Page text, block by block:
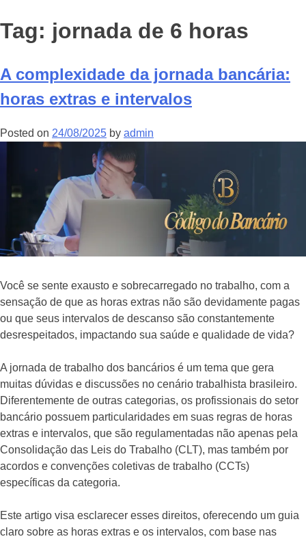
Tag: jornada de 6 horas
A complexidade da jornada bancária:
horas extras e intervalos
Posted on 24/08/2025 by admin
Você se sente exausto e sobrecarregado no trabalho, com a
sensação de que as horas extras não são devidamente pagas
ou que seus intervalos de descanso são constantemente
desrespeitados, impactando sua saúde e qualidade de vida?
A jornada de trabalho dos bancários é um tema que gera
muitas dúvidas e discussões no cenário trabalhista brasileiro.
Diferentemente de outras categorias, os profissionais do setor
bancário possuem particularidades em suas regras de horas
extras e intervalos, que são regulamentadas não apenas pela
Consolidação das Leis do Trabalho (CLT), mas também por
acordos e convenções coletivas de trabalho (CCTs)
específicas da categoria.
Este artigo visa esclarecer esses direitos, oferecendo um guia
claro sobre as horas extras e os intervalos, com base nas